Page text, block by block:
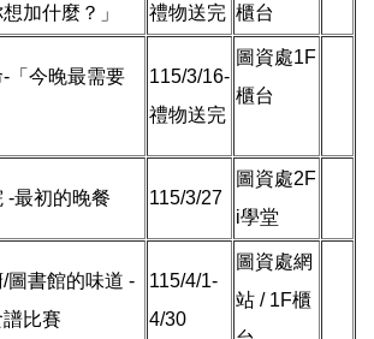
加什麼？」
禮物送完 櫃台
「今晚最需要
115/3/16-
禮物送完
圖資處1F
櫃台
-最初的晚餐 115/3/27
圖資處2F
i學堂
圖書館的味道 -
比賽
115/4/1-
4/30
圖資處網
站 / 1F櫃